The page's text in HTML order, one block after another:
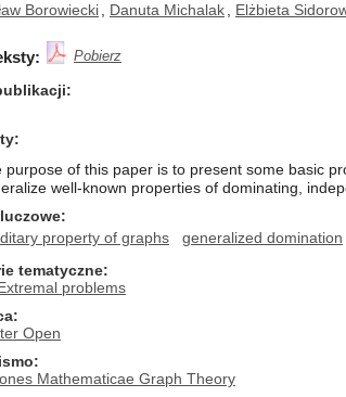
Borowiecki Danuta Michalak Elżbieta
Pobierz
purpose of this paper is to present some basic
well-known properties of dominating,
property of graphs generalized domination
tematyczne
problems
Open
Mathematicae Graph Theory